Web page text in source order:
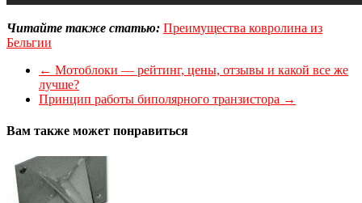
Читайте также статью: Преимущества ковролина из
Бельгии
← Мотоблоки — рейтинг, цены, отзывы и какой все же
лучше?
Принцип работы биполярного транзистора →
Вам также может понравиться